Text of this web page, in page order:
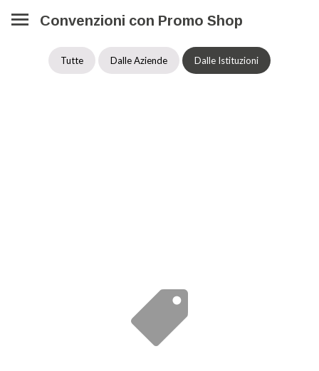
Convenzioni con Promo Shop
Tutte Dalle Aziende Dalle Istituzioni